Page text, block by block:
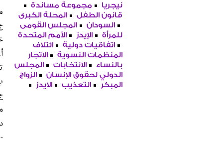
نيجريا
مجموعة مساندة
قانون الطفل
المحلة الكبرى
السودان
المجلس القومى
للمرأة
الإيدز
الأمم المتحدة
اتفاقيات دولية
ائتلاف
المنظمات النسوية
الاتجار
بالنساء
الانتخابات
المجلس
الدولي لحقوق الإنسان
الزواج
المبكر
التعذيب الايدز
س4. طيب